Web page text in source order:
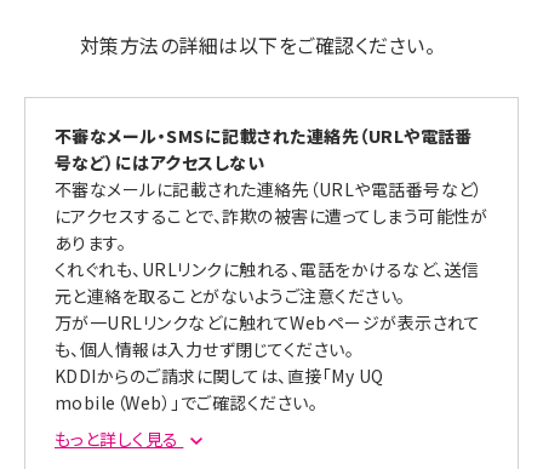
対策方法の詳細は以下をご確認ください。
不審なメール・SMSに記載された連絡先（URLや電話番
号など）にはアクセスしない
不審なメールに記載された連絡先（URLや電話番号など）
にアクセスすることで、詐欺の被害に遭ってしまう可能性が
あります。
くれぐれも、URLリンクに触れる、電話をかけるなど、送信
元と連絡を取ることがないようご注意ください。
万が一URLリンクなどに触れてWebページが表示されて
も、個人情報は入力せず閉じてください。
KDDIからのご請求に関しては、直接「My UQ
mobile（Web）」でご確認ください。
フィッシングサイトにau ID情報を入力された場合の対処方
もっと詳しく見る